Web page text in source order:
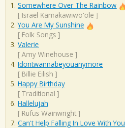
Somewhere Over The Rainbow
[ Israel Kamakawiwo'ole ]
You Are My Sunshine
[ Folk Songs ]
Valerie
[ Amy Winehouse ]
Idontwannabeyouanymore
[ Billie Eilish ]
Happy Birthday
[ Traditional ]
Hallelujah
[ Rufus Wainwright ]
Can't Help Falling In Love With You